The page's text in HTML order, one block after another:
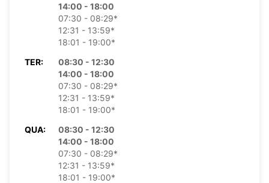
14:00 - 18:00
07:30 - 08:29*
12:31 - 13:59*
18:01 - 19:00*
TER:
08:30 - 12:30
14:00 - 18:00
07:30 - 08:29*
12:31 - 13:59*
18:01 - 19:00*
QUA:
08:30 - 12:30
14:00 - 18:00
07:30 - 08:29*
12:31 - 13:59*
18:01 - 19:00*